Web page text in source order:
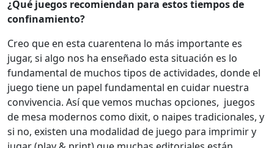
¿Qué juegos recomiendan para estos tiempos de
confinamiento?
Creo que en esta cuarentena lo más importante es
jugar, si algo nos ha enseñado esta situación es lo
fundamental de muchos tipos de actividades, donde el
juego tiene un papel fundamental en cuidar nuestra
convivencia. Así que vemos muchas opciones, juegos
de mesa modernos como dixit, o naipes tradicionales, y
si no, existen una modalidad de juego para imprimir y